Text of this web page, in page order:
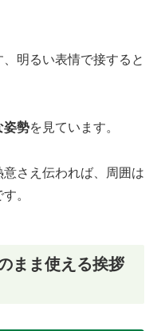
明るい表情で接すると
姿勢を見ています。
意さえ伝われば、周囲は
。
まま使える挨拶